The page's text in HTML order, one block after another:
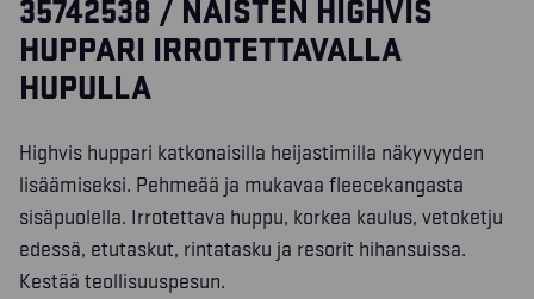
35742538 / NAISTEN HIGHVIS
HUPPARI IRROTETTAVALLA
HUPULLA
Highvis huppari katkonaisilla heijastimilla näkyvyyden
lisäämiseksi. Pehmeää ja mukavaa fleecekangasta
sisäpuolella. Irrotettava huppu, korkea kaulus, vetoketju
edessä, etutaskut, rintatasku ja resorit hihansuissa.
Kestää teollisuuspesun.